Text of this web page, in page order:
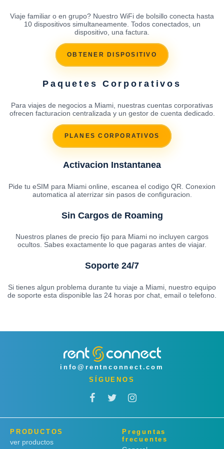
Viaje familiar o en grupo? Nuestro WiFi de bolsillo conecta hasta
10 dispositivos simultaneamente. Todos conectados, un
dispositivo, una factura.
OBTENER DISPOSITIVO
Paquetes Corporativos
Para viajes de negocios a Miami, nuestras cuentas corporativas
ofrecen facturacion centralizada y un gestor de cuenta dedicado.
PLANES CORPORATIVOS
Activacion Instantanea
Pide tu eSIM para Miami online, escanea el codigo QR. Conexion
automatica al aterrizar sin pasos de configuracion.
Sin Cargos de Roaming
Nuestros planes de precio fijo para Miami no incluyen cargos
ocultos. Sabes exactamente lo que pagaras antes de viajar.
Soporte 24/7
Si tienes algun problema durante tu viaje a Miami, nuestro equipo
de soporte esta disponible las 24 horas por chat, email o telefono.
info@rentnconnect.com
SÍGUENOS
PRODUCTOS
ver productos
Preguntas
frecuentes